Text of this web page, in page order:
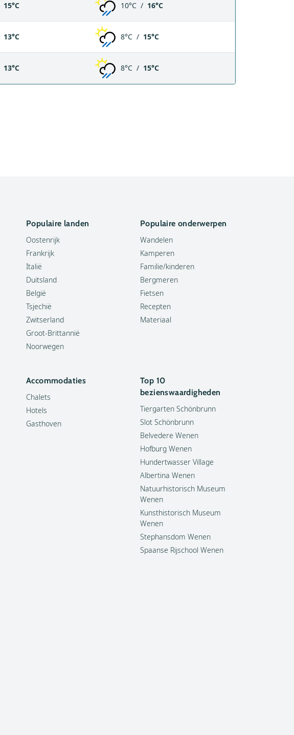
15°C 10°C / 16°C
13°C 8°C / 15°C
13°C 8°C / 15°C
Populaire landen
Oostenrijk
Frankrijk
Italië
Duitsland
België
Tsjechië
Zwitserland
Groot-Brittannië
Noorwegen
Populaire onderwerpen
Wandelen
Kamperen
Familie/kinderen
Bergmeren
Fietsen
Recepten
Materiaal
Accommodaties
Chalets
Hotels
Gasthoven
Top 10
bezienswaardigheden
Tiergarten Schönbrunn
Slot Schönbrunn
Belvedere Wenen
Hofburg Wenen
Hundertwasser Village
Albertina Wenen
Natuurhistorisch Museum
Wenen
Kunsthistorisch Museum
Wenen
Stephansdom Wenen
Spaanse Rijschool Wenen